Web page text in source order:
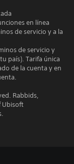
en línea
de servicio y a la
de servicio y
país). Tarifa única
de la cuenta y en
Rabbids,
Ubisoft